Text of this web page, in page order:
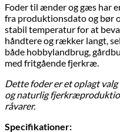
Foder til ænder og gæs har
fra produktionsdato og bør
stabil temperatur for at
håndtere og rækker langt,
både hobbylandbrug,
med fritgående fjerkræ.
Dette foder er et oplagt
og naturlig
råvarer.
Specifikationer: